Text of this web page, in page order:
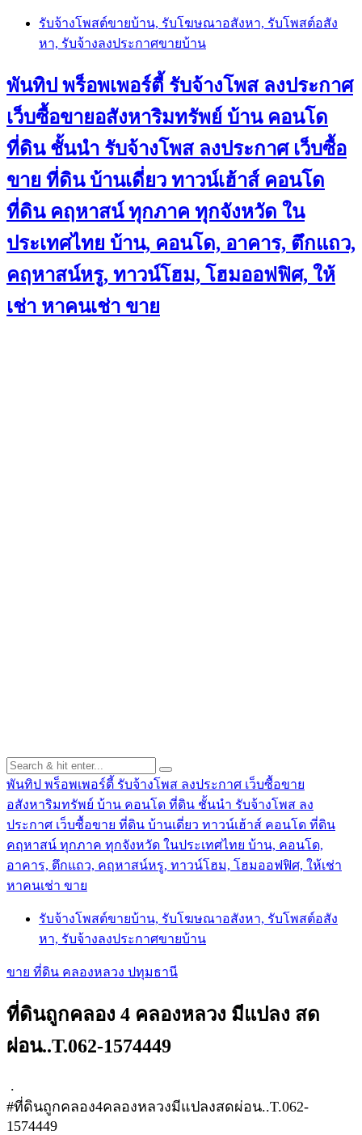
Skip
content
รับจ้างโพสต์ขายบ้าน, รับโฆษณาอสังหา, รับโพสต์อสัง
หา, รับจ้างลงประกาศขายบ้าน
พันทิป พร็อพเพอร์ตี้ รับจ้างโพส ลงประกาศ
เว็บซื้อขายอสังหาริมทรัพย์ บ้าน คอนโด
ที่ดิน ชั้นนำ รับจ้างโพส ลงประกาศ เว็บซื้อ
ขาย ที่ดิน บ้านเดี่ยว ทาวน์เฮ้าส์ คอนโด
ที่ดิน คฤหาสน์ ทุกภาค ทุกจังหวัด ใน
ประเทศไทย บ้าน, คอนโด, อาคาร, ตึกแถว,
คฤหาสน์หรู, ทาวน์โฮม, โฮมออฟฟิศ, ให้
เช่า หาคนเช่า ขาย
พันทิป พร็อพเพอร์ตี้ รับจ้างโพส ลงประกาศ เว็บซื้อขาย
อสังหาริมทรัพย์ บ้าน คอนโด ที่ดิน ชั้นนำ รับจ้างโพส ลง
ประกาศ เว็บซื้อขาย ที่ดิน บ้านเดี่ยว ทาวน์เฮ้าส์ คอนโด ที่ดิน
คฤหาสน์ ทุกภาค ทุกจังหวัด ในประเทศไทย บ้าน, คอนโด,
อาคาร, ตึกแถว, คฤหาสน์หรู, ทาวน์โฮม, โฮมออฟฟิศ, ให้เช่า
หาคนเช่า ขาย
รับจ้างโพสต์ขายบ้าน, รับโฆษณาอสังหา, รับโพสต์อสัง
หา, รับจ้างลงประกาศขายบ้าน
ขาย ที่ดิน คลองหลวง ปทุมธานี
ที่ดินถูกคลอง 4 คลองหลวง มีแปลง สด
ผ่อน..T.062-1574449
.
#ที่ดินถูกคลอง4คลองหลวงมีแปลงสดผ่อน..T.062-
1574449